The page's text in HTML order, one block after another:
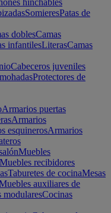
hinchables
SomieresPatas de
doblesCamas
infantilesLiterasCamas
Cabeceros juveniles
Protectores de
Armarios puertas
Armarios
esquinerosArmarios
Muebles
Muebles recibidores
Taburetes de cocinaMesas
auxiliares de
modularesCocinas